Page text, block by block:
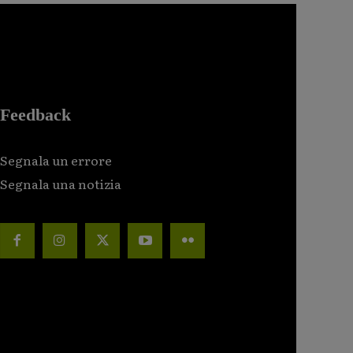
Feedback
Segnala un errore
Segnala una notizia